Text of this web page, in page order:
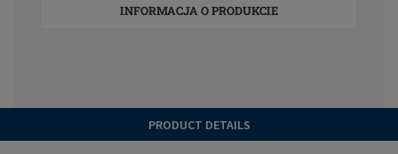
INFORMACJA O PRODUKCIE
PRODUCT DETAILS